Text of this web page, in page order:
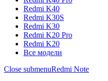
Redmi K40
Redmi K30S
Redmi K30
Redmi K20 Pro
Redmi K20
Все модели
Close submenuRedmi Note